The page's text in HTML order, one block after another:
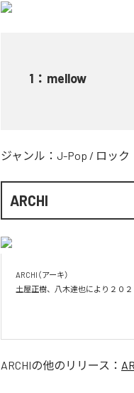
1 ： mellow
ジャンル： J-Pop / ロック
ARCHI
ARCHI（アーキ）
土屋正樹、八木達也により２０２
ARCHIの他のリリース：